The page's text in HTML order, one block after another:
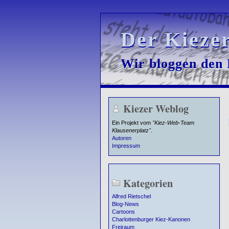
Der
Der
Wir bloggen den
Wir bloggen den
Kiezer Weblog
Ein Projekt vom "Kiez-Web-Team
Klausenerplatz".
Autoren
Impressum
Kategorien
Alfred Rietschel
Blog-News
Cartoons
Charlottenburger Kiez-Kanonen
Freiraum